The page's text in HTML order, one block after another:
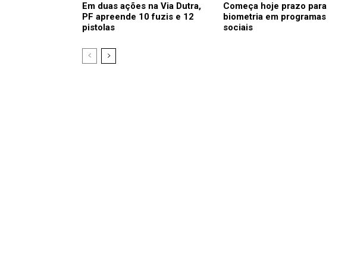
Em duas ações na Via Dutra,
PF apreende 10 fuzis e 12
pistolas
Começa hoje prazo para
biometria em programas
sociais